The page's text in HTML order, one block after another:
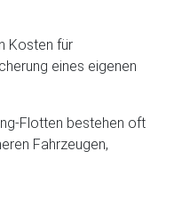
Kosten für
eines eigenen
Flotten bestehen oft
Fahrzeugen,